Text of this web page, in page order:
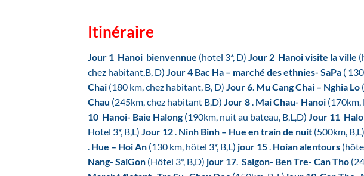
Itinéraire
Jour 1 Hanoi bienvennue (hotel 3*, D) Jour 2 Hanoi visite la ville
chez habitant,B, D) Jour 4 Bac Ha – marché des ethnies- SaPa (
Chai (180 km, chez habitant, B, D) Jour 6. Mu Cang Chai – Nghia Lo
Chau (245km, chez habitant B,D) Jour 8. Mai Chau- Hanoi (170km,
10 Hanoi- Baie Halong(190km, nuit au bateau, B,L,D) Jour 11
Hotel 3*, B,L) Jour 12. Ninh Binh – Hue en train de nuit (500km, B,L)
. Hue – Hoi An (130 km, hôtel 3*, B,L) jour 15. Hoian alentours
Nang- SaiGon (Hôtel 3*, B,D) jour 17. Saigon- Ben Tre- Can Tho